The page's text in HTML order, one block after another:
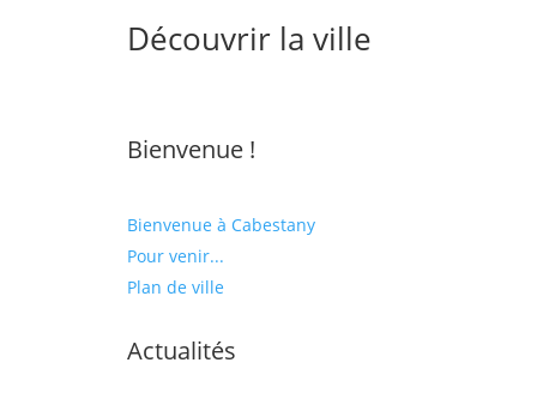
Découvrir la ville
Bienvenue !
Bienvenue à Cabestany
Pour venir...
Plan de ville
Actualités